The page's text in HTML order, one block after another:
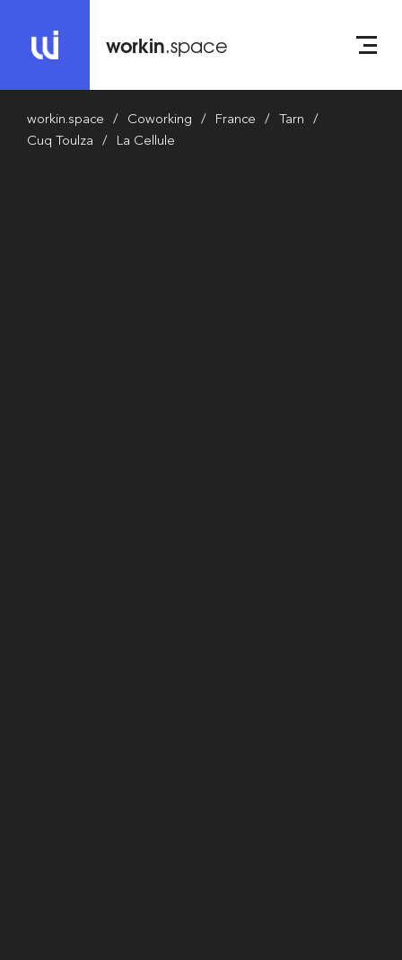
workin.space
workin.space Coworking France
Tarn
Cuq Toulza
La Cellule